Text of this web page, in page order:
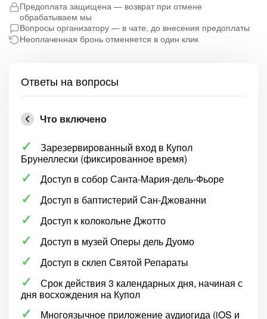
Предоплата защищена — возврат при отмене
обрабатываем мы
Вопросы организатору — в чате, до внесения предоплаты
Неоплаченная бронь отменяется в один клик
Ответы на вопросы
Что включено
Зарезервированный вход в Купол
Брунеллески (фиксированное время)
Доступ в собор Санта-Мария-дель-Фьоре
Доступ в баптистерий Сан-Джованни
Доступ к колокольне Джотто
Доступ в музей Оперы дель Дуомо
Доступ в склеп Святой Репараты
Срок действия 3 календарных дня, начиная с
дня восхождения на Купол
Многоязычное приложение аудиогида (iOS и